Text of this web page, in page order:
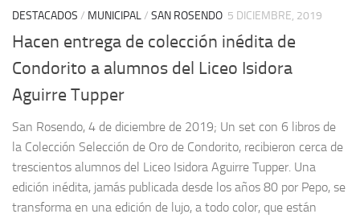
DESTACADOS / MUNICIPAL/ SAN ROSENDO 5 DICIEMBRE, 2019
Hacen entrega de colección inédita de
Condorito a alumnos del Liceo Isidora
Aguirre Tupper
San Rosendo, 4 de diciembre de 2019; Un set con 6 libros de
la Colección Selección de Oro de Condorito, recibieron cerca de
trescientos alumnos del Liceo Isidora Aguirre Tupper. Una
edición inédita, jamás publicada desde los años 80 por Pepo, se
transforma en una edición de lujo, a todo color, que están